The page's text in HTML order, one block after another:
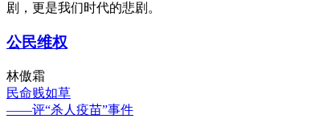
剧，更是我们时代的悲剧。
公民维权
林傲霜
民命贱如草
——评“杀人疫苗”事件